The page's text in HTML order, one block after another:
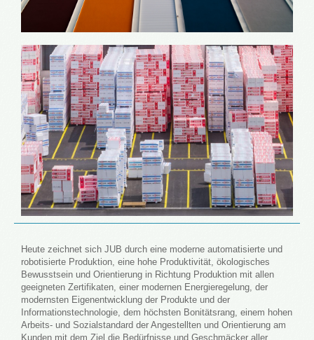
Heute zeichnet sich JUB durch eine moderne automatisierte und
robotisierte Produktion, eine hohe Produktivität, ökologisches
Bewusstsein und Orientierung in Richtung Produktion mit allen
geeigneten Zertifikaten, einer modernen Energieregelung, der
modernsten Eigenentwicklung der Produkte und der
Informationstechnologie, dem höchsten Bonitätsrang, einem hohen
Arbeits- und Sozialstandard der Angestellten und Orientierung am
Kunden mit dem Ziel die Bedürfnisse und Geschmäcker aller